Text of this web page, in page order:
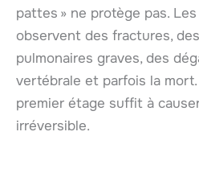
pattes » ne protège pas.
observent des fractures,
pulmonaires graves, des
vertébrale et parfois la mort.
premier étage suffit à
irréversible.